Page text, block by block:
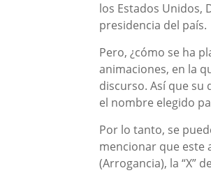
los Estados Unidos,
presidencia del país.
Pero, ¿cómo se ha
animaciones, en la
discurso. Así que
el nombre elegido
Por lo tanto, se
mencionar que este
(Arrogancia), la “X”